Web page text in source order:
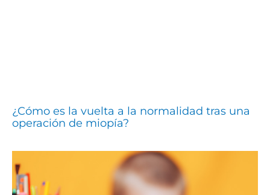
¿Cómo es la vuelta a la normalidad tras una
operación de miopía?